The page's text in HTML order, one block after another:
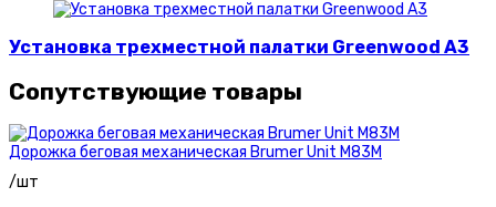
Установка трехместной палатки Greenwood A3
Сопутствующие товары
Дорожка беговая механическая Brumer Unit M83M
/шт